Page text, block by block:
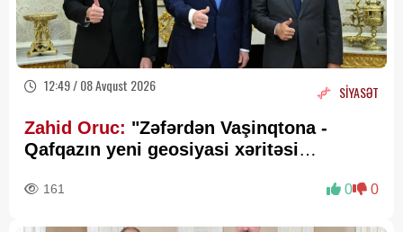
12:49 / 08 Avqust 2026 SİYASƏT
Zahid Oruc: "Zəfərdən Vaşinqtona -
Qafqazın yeni geosiyasi xəritəsi
161 0 0